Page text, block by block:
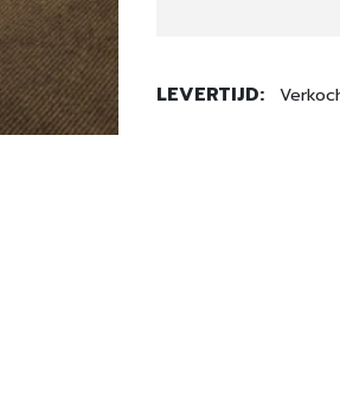
LEVERTIJD: